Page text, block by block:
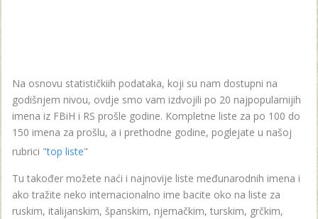
Na osnovu statističkiih podataka, koji su nam dostupni na
godišnjem nivou, ovdje smo vam izdvojili po 20 najpopularnijih
imena iz FBiH i RS prošle godine. Kompletne liste za po 100 do
150 imena za prošlu, a i prethodne godine, poglejate u našoj
rubrici "top liste"
Tu također možete naći i najnovije liste međunarodnih imena i
ako tražite neko internacionalno ime bacite oko na liste za
ruskim, italijanskim, španskim, njemačkim, turskim, grčkim,